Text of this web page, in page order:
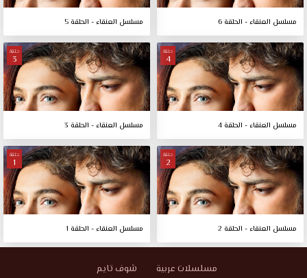
مسلسل العنقاء - الحلقة 6 مسلسل العنقاء - الحلقة 5
حلقة
4
مسلسل العنقاء - الحلقة 4
حلقة
3
مسلسل العنقاء - الحلقة 3
حلقة
2
مسلسل العنقاء - الحلقة 2
حلقة
1
مسلسل العنقاء - الحلقة 1
مسلسلات عربية شوف تايم